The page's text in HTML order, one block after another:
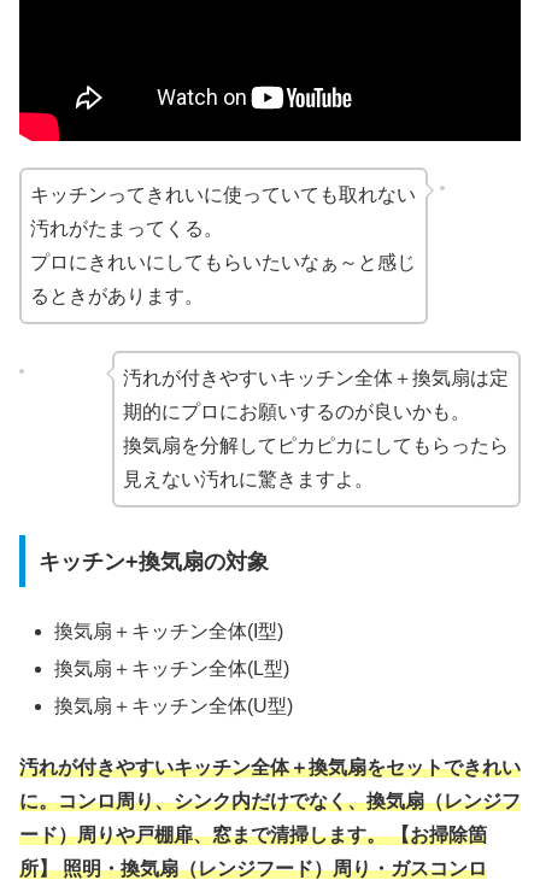
キッチンってきれいに使っていても取れない
汚れがたまってくる。
プロにきれいにしてもらいたいなぁ～と感じ
るときがあります。
汚れが付きやすいキッチン全体＋換気扇は定
期的にプロにお願いするのが良いかも。
換気扇を分解してピカピカにしてもらったら
見えない汚れに驚きますよ。
キッチン+換気扇の対象
換気扇＋キッチン全体(I型)
換気扇＋キッチン全体(L型)
換気扇＋キッチン全体(U型)
汚れが付きやすいキッチン全体＋換気扇をセットできれい
に。コンロ周り、シンク内だけでなく、換気扇（レンジフ
ード）周りや戸棚扉、窓まで清掃します。 【お掃除箇
所】 照明・換気扇（レンジフード）周り・ガスコンロ